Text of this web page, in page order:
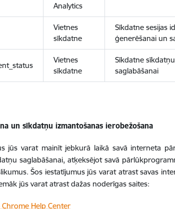
Analytics
Vietnes
sīkdatne
Sīkdatne sesijas
ģenerēšanai un
Vietnes
sīkdatne
Sīkdatne
saglabāšanai
un sīkdatņu izmantošanas ierobežošana
jūs varat mainīt jebkurā laikā savā interneta
saglabāšanai, atķeksējot savā
Šos iestatījumus jūs varat atrast savas
jūs varat atrast dažas noderīgas saites:
Help Center